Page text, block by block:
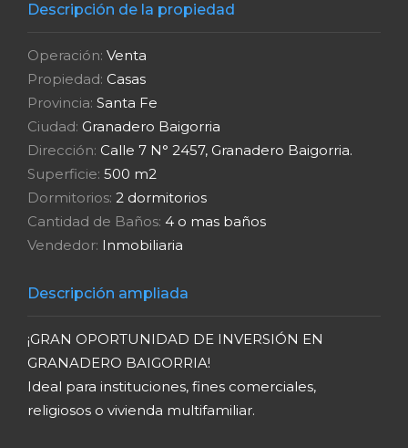
Descripción de la propiedad
Operación: Venta
Propiedad: Casas
Provincia: Santa Fe
Ciudad: Granadero Baigorria
Dirección: Calle 7 N° 2457, Granadero Baigorria.
Superficie: 500 m2
Dormitorios: 2 dormitorios
Cantidad de Baños: 4 o mas baños
Vendedor: Inmobiliaria
Descripción ampliada
¡GRAN OPORTUNIDAD DE INVERSIÓN EN
GRANADERO BAIGORRIA!
Ideal para instituciones, fines comerciales,
religiosos o vivienda multifamiliar.